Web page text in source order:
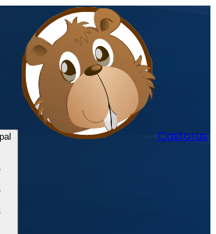
Castorus